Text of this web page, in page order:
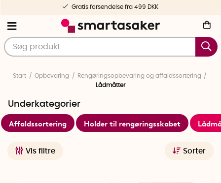
Gratis forsendelse fra 499 DKK
Start Opbevaring
Rengøringsopbevaring og affaldssortering
Lådmåtter
Vis filtre Sorter
Underkategorier
Affaldssortering Holder til rengøringsskabet